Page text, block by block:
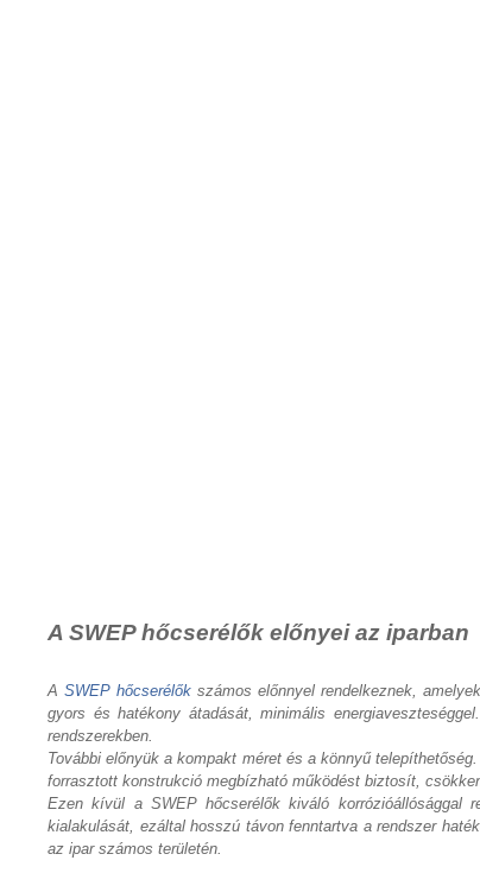
A SWEP hőcserélők előnyei az iparban
ASWEP hőcserélők számos előnnyel rendelkeznek,
gyors és hatékony átadását, minimális
rendszerekben.
További előnyük a kompakt méret és a könnyű
forrasztott konstrukció megbízható működést biztosít,
Ezen kívül a SWEP hőcserélők kiváló korrózióállósággal
kialakulását, ezáltal hosszú távon fenntartva a rendszer
az ipar számos területén.